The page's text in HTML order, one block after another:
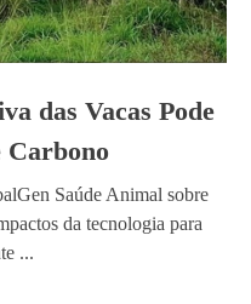
das Vacas Pode
Carbono
Saúde Animal sobre
da tecnologia para
...